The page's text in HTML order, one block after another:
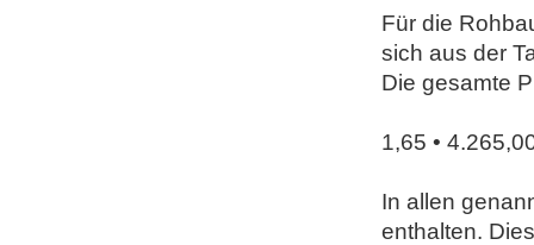
Für die
sich aus der
Die gesamte
1,65 •
In allen
enthalten.